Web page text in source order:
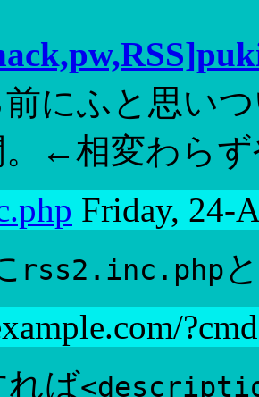
にふと思い
。←相変わら
Friday, 24-
rss2.inc.php
れば